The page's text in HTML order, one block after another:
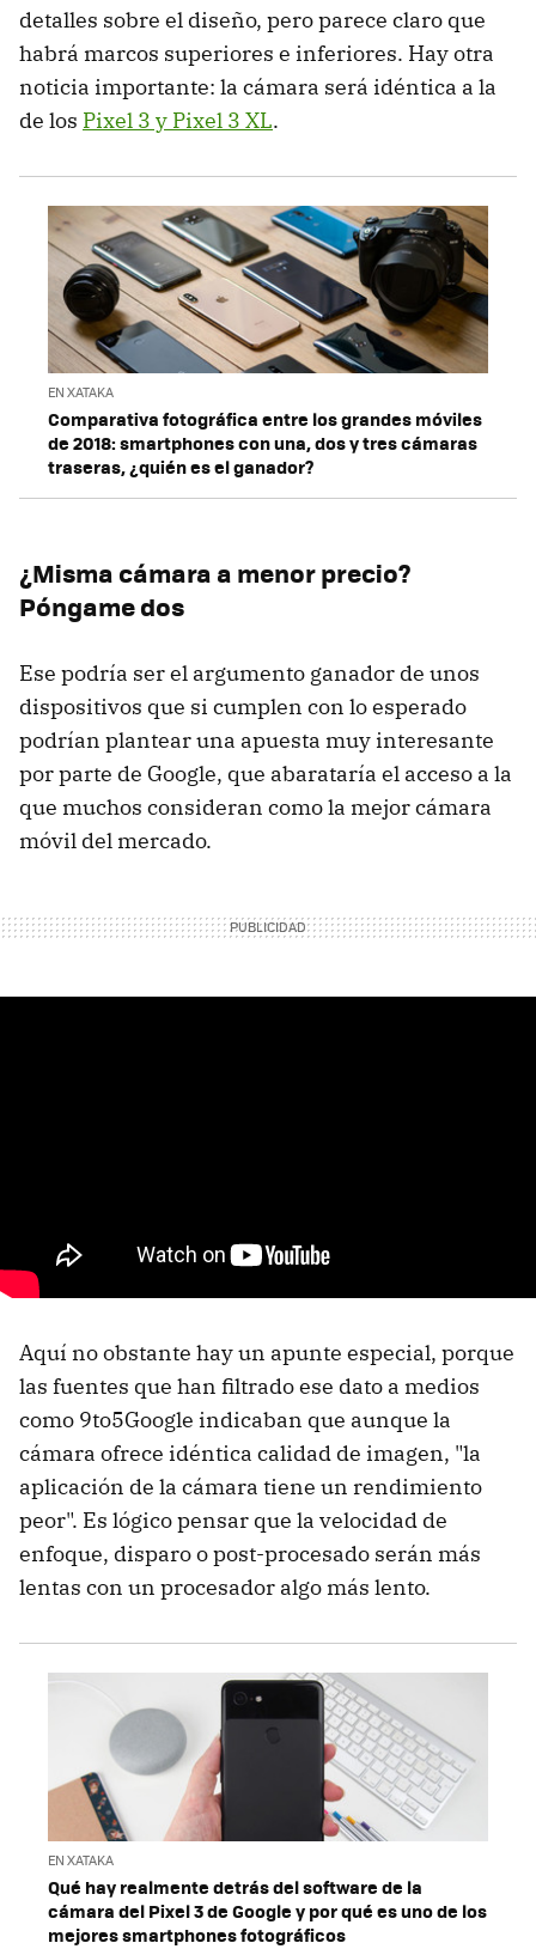
detalles sobre el diseño, pero parece claro que
habrá marcos superiores e inferiores. Hay otra
noticia importante: la cámara será idéntica a la
de los Pixel 3 y Pixel 3 XL.
EN XATAKA
Comparativa fotográfica entre los grandes móviles
de 2018: smartphones con una, dos y tres cámaras
traseras, ¿quién es el ganador?
¿Misma cámara a menor precio?
Póngame dos
Ese podría ser el argumento ganador de unos
dispositivos que si cumplen con lo esperado
podrían plantear una apuesta muy interesante
por parte de Google, que abarataría el acceso a la
que muchos consideran como la mejor cámara
móvil del mercado.
Aquí no obstante hay un apunte especial, porque
las fuentes que han filtrado ese dato a medios
como 9to5Google indicaban que aunque la
cámara ofrece idéntica calidad de imagen, "la
aplicación de la cámara tiene un rendimiento
peor". Es lógico pensar que la velocidad de
enfoque, disparo o post-procesado serán más
lentas con un procesador algo más lento.
EN XATAKA
Qué hay realmente detrás del software de la
cámara del Pixel 3 de Google y por qué es uno de los
mejores smartphones fotográficos